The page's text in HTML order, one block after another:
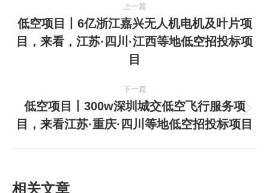
章
导
上一篇
上
一
文
章：
低空项目丨6亿浙江嘉兴无人机电机及叶片项
目，来看，江苏·四川·江西等地低空招投标项
目
下一篇
下
一
低空项目丨300w深圳城交低空飞行服务项
目，来看江苏·重庆·四川等地低空招投标项目
相关文章